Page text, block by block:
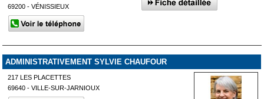
69200 - VÉNISSIEUX
ADMINISTRATIVEMENT SYLVIE CHAUFOUR
217 LES PLACETTES
69640 - VILLE-SUR-JARNIOUX